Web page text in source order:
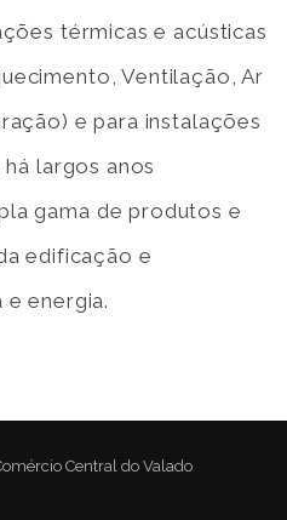
térmicas e acústicas
Ventilação, Ar
e para instalações
largos anos
gama de produtos e
edificação e
energia.
Central do Valado